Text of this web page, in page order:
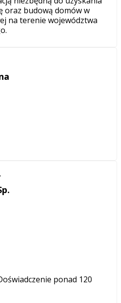
oraz budową domów w
na terenie województwa
ponad 120